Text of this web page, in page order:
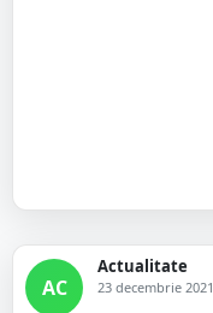
AC
Actualitate
23 decembrie 2021